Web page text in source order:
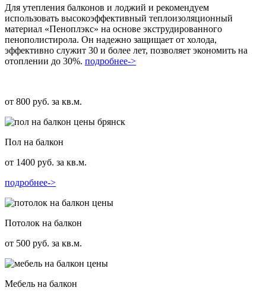
Для утепления балконов и лоджий и рекомендуем
использовать высокоэффективный теплоизоляционный
материал «Пеноплэкс» на основе экструдированного
пенополистирола. Он надежно защищает от холода,
эффективно служит 30 и более лет, позволяет экономить на
отоплении до 30%. подробнее->
от 800 руб. за кв.м.
Пол на балкон
от 1400 руб. за кв.м.
подробнее->
Потолок на балкон
от 500 руб. за кв.м.
Мебель на балкон